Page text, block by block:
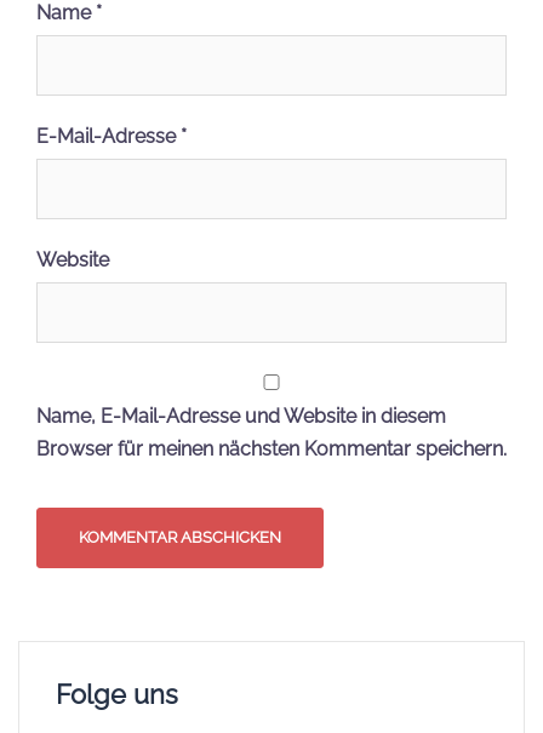
Name *
E-Mail-Adresse *
Website
Name, E-Mail-Adresse und Website in diesem
Browser für meinen nächsten Kommentar speichern.
Folge uns